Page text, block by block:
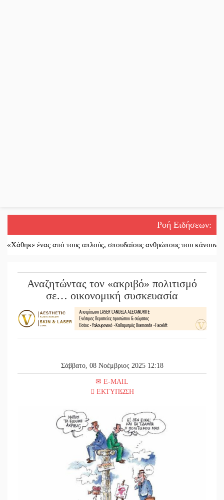
Ροή Ειδήσεων:
ένας από τους απλούς, σπουδαίους ανθρώπους που κάνουν τον
Αναζητώντας τον «ακριβό» πολιτισμό
σε… οικονομική συσκευασία
Σάββατο, 08 Νοέμβριος 2025 12:18
E-MAIL
ΕΚΤΥΠΩΣΗ